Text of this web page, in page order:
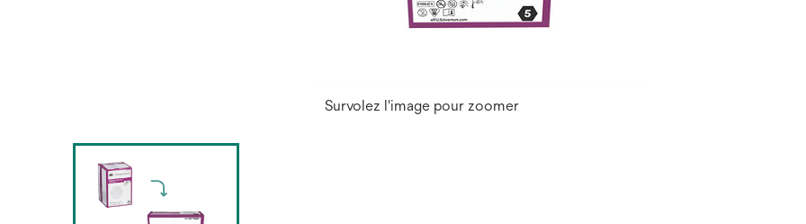
Survolez l'image pour zoomer